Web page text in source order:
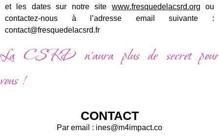
et les dates sur notre site www.fresquedelacsrd.org ou
contactez-nous à l’adresse email suivante :
contact@fresquedelacsrd.fr
La CSRD n’aura plus de secret pour
vous !
CONTACT
Par email : ines@m4impact.co